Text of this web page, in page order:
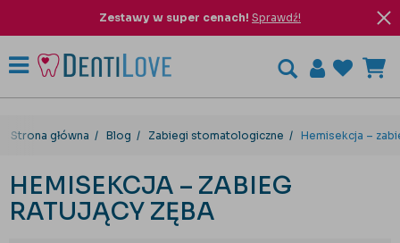
Zestawy w super cenach! Sprawdź!
Strona główna Blog Zabiegi stomatologiczne Hemisekcja –
HEMISEKCJA – ZABIEG
RATUJĄCY ZĘBA